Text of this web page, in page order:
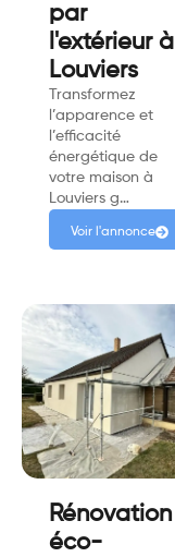
par
l'extérieur à
Louviers
Transformez
l’apparence et
l’efficacité
énergétique de
votre maison à
Louviers g…
Voir l'annonce
Rénovation
éco-